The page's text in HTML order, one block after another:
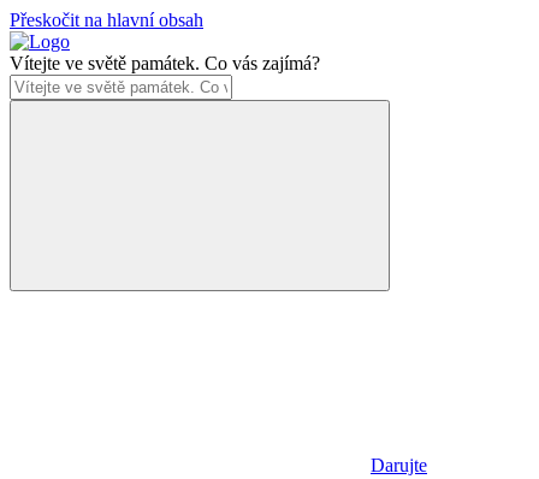
Přeskočit na hlavní obsah
Vítejte ve světě památek. Co vás zajímá?
Darujte